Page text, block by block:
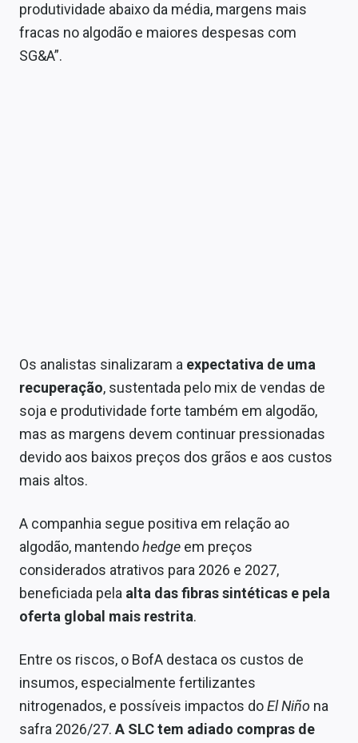
Expediente
produtividade abaixo da média, margens mais
fracas no algodão e maiores despesas com
SG&A”.
Os analistas sinalizaram a expectativa de uma
recuperação, sustentada pelo mix de vendas de
soja e produtividade forte também em algodão,
mas as margens devem continuar pressionadas
devido aos baixos preços dos grãos e aos custos
mais altos.
A companhia segue positiva em relação ao
algodão, mantendohedge em preços
considerados atrativos para 2026 e 2027,
beneficiada pela alta das fibras sintéticas e pela
oferta global mais restrita.
Entre os riscos, o BofA destaca os custos de
insumos, especialmente fertilizantes
nitrogenados, e possíveis impactos doEl Niño na
safra 2026/27. A SLC tem adiado compras de